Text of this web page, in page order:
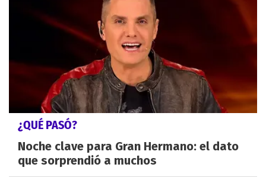
¿QUÉ PASÓ?
Noche clave para Gran Hermano: el dato
que sorprendió a muchos